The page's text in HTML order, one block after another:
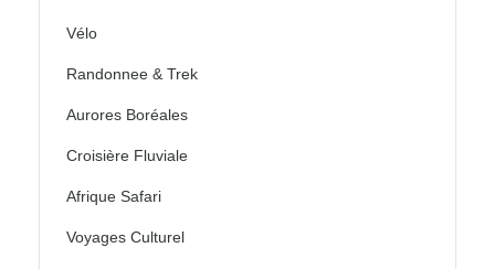
Vélo
Randonnee & Trek
Aurores Boréales
Croisière Fluviale
Afrique Safari
Voyages Culturel